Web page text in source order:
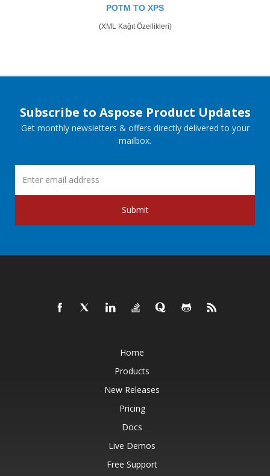
POTM TO XPS
(XML Kağıt Özellikleri)
Subscribe to Aspose Product Updates
Get monthly newsletters & offers directly delivered to your
mailbox.
Submit
Home
Products
New Releases
Pricing
Docs
Live Demos
Free Support